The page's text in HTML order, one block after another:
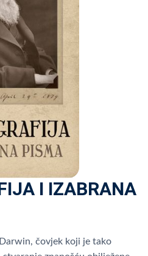
I IZABRANA
čovjek koji je tako